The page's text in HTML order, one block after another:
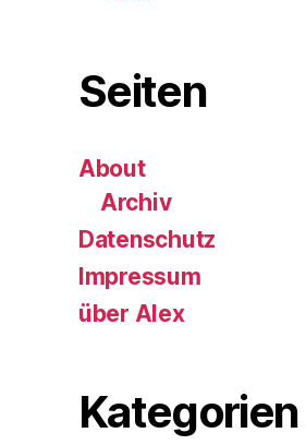
Seiten
About
Archiv
Datenschutz
Impressum
über Alex
Kategorien